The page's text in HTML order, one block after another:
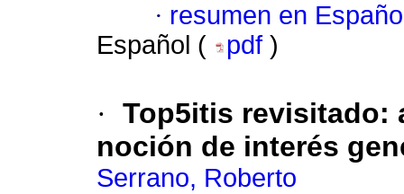
· resumen en
Español (
pdf )
· Top5itis revisitado:
noción de interés
Serrano, Roberto